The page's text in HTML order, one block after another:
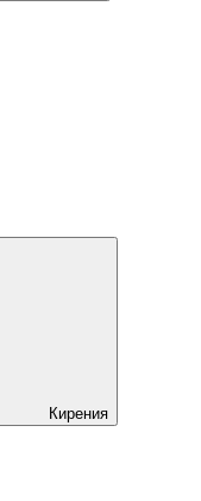
Кирения